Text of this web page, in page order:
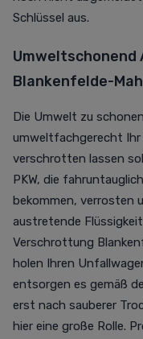
Schlüssel aus.
Blankenfelde-
Die Umwelt zu
umweltfachgerecht
verschrotten lassen
PKW, die
bekommen, verrosten
austretende
Verschrottung
holen Ihren
entsorgen es gemäß
erst nach sauberer
hier eine große Rolle.